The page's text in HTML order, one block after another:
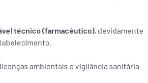
técnico (farmacêutico), devidamente
ambientais e vigilância sanitária